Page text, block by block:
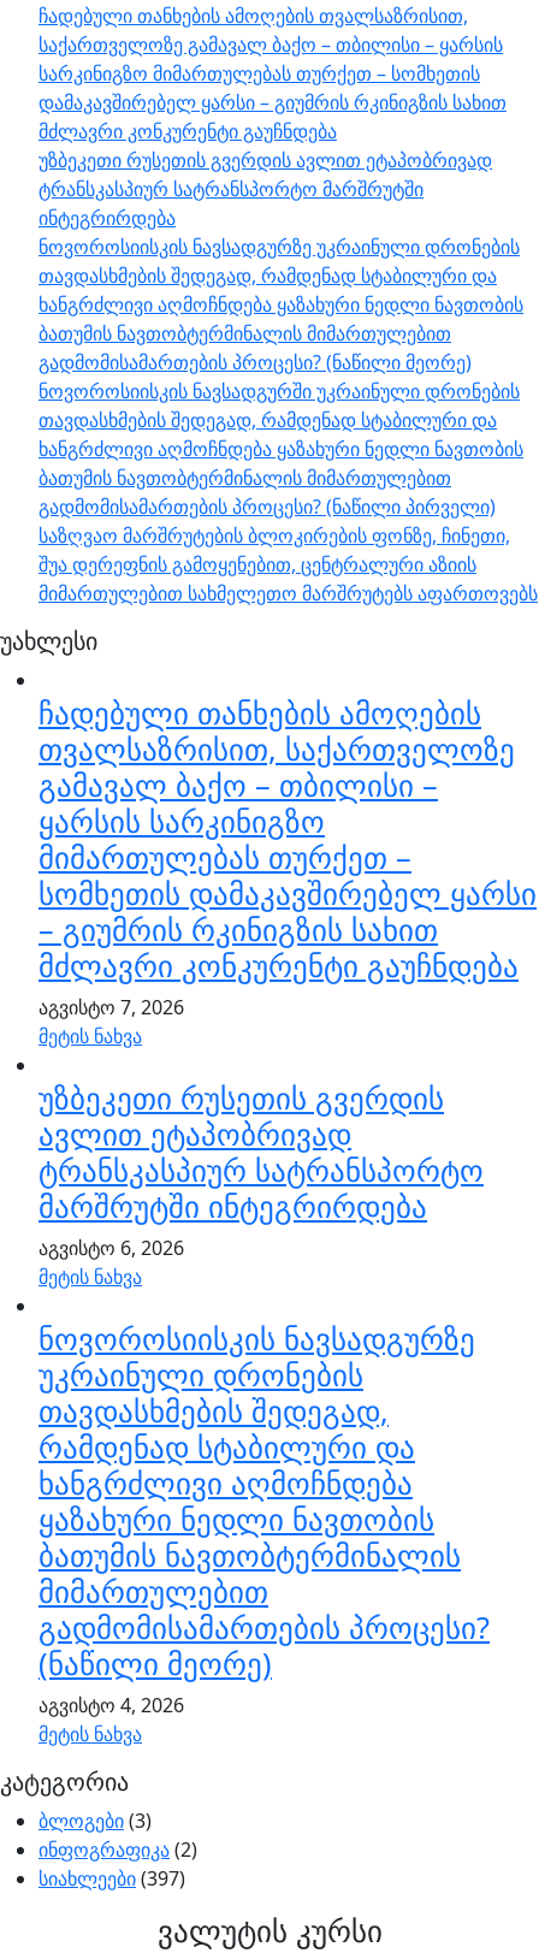
ჩადებული თანხების ამოღების თვალსაზრისით,
საქართველოზე გამავალ ბაქო – თბილისი – ყარსის
სარკინიგზო მიმართულებას თურქეთ – სომხეთის
დამაკავშირებელ ყარსი – გიუმრის რკინიგზის სახით
მძლავრი კონკურენტი გაუჩნდება
უზბეკეთი რუსეთის გვერდის ავლით ეტაპობრივად
ტრანსკასპიურ სატრანსპორტო მარშრუტში
ინტეგრირდება
ნოვოროსიისკის ნავსადგურზე უკრაინული დრონების
თავდასხმების შედეგად, რამდენად სტაბილური და
ხანგრძლივი აღმოჩნდება ყაზახური ნედლი ნავთობის
ბათუმის ნავთობტერმინალის მიმართულებით
გადმომისამართების პროცესი? (ნაწილი მეორე)
ნოვოროსიისკის ნავსადგურში უკრაინული დრონების
თავდასხმების შედეგად, რამდენად სტაბილური და
ხანგრძლივი აღმოჩნდება ყაზახური ნედლი ნავთობის
ბათუმის ნავთობტერმინალის მიმართულებით
გადმომისამართების პროცესი? (ნაწილი პირველი)
საზღვაო მარშრუტების ბლოკირების ფონზე, ჩინეთი,
შუა დერეფნის გამოყენებით, ცენტრალური აზიის
მიმართულებით სახმელეთო მარშრუტებს აფართოვებს
უახლესი
ჩადებული თანხების ამოღების
თვალსაზრისით, საქართველოზე
გამავალ ბაქო – თბილისი –
ყარსის სარკინიგზო
მიმართულებას თურქეთ –
სომხეთის დამაკავშირებელ ყარსი
– გიუმრის რკინიგზის სახით
მძლავრი კონკურენტი გაუჩნდება
აგვისტო 7, 2026
მეტის ნახვა
უზბეკეთი რუსეთის გვერდის
ავლით ეტაპობრივად
ტრანსკასპიურ სატრანსპორტო
მარშრუტში ინტეგრირდება
აგვისტო 6, 2026
მეტის ნახვა
ნოვოროსიისკის ნავსადგურზე
უკრაინული დრონების
თავდასხმების შედეგად,
რამდენად სტაბილური და
ხანგრძლივი აღმოჩნდება
ყაზახური ნედლი ნავთობის
ბათუმის ნავთობტერმინალის
მიმართულებით
გადმომისამართების პროცესი?
(ნაწილი მეორე)
აგვისტო 4, 2026
მეტის ნახვა
კატეგორია
ბლოგები(3)
ინფოგრაფიკა(2)
სიახლეები(397)
ვალუტის კურსი